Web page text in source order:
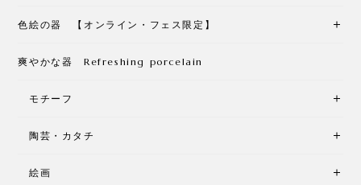
色絵の器 【オンライン・フェス限定】
爽やかな器 Refreshing porcelain
モチーフ
陶芸・カタチ
絵画